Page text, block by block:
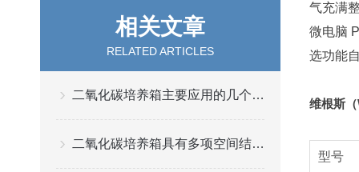
相关文章
RELATED ARTICLES
二氧化碳培养箱主要应用的几个行业
二氧化碳培养箱具有多项空间结构优势
气充满
微电脑
选功能
维根斯
型号